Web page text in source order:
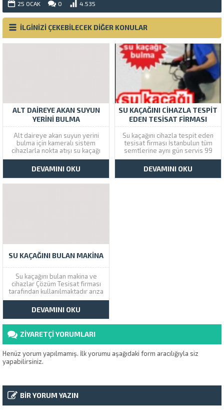
25 OCAK 0 4.535
İLGİNİZİ ÇEKEBİLECEK DİĞER KONULAR
ALT DAIREYE AKAN SUYUN
YERINI BULMA
Alt daireye akan suyun yerini
bulma için kameralı sistem
cihazlarla nokta atışı su kaçağı
yer tespiti ve tamiri yapıyoruz
İstanbul geneli servis veriyoruz.
Çözüm Tesisat İstanbul
genelinde su kaçağının yeri
DEVAMINI OKU
SU KAÇAĞINI CIHAZLA TESPIT
EDEN TESISAT FIRMASI
Su kaçağını cihazla tespit eden
tesisat firması İstanbulun tüm
semtlerine aynı gün servis 99
TL fiyatlar ile garantili su kaçağı
tespit bulma ve tamir hizmeti
veriyoruz. Çözüm Tesisat
dinleme ve görüntüleme
DEVAMINI OKU
SU KAÇAĞINI BULAN MAKINA
Su kaçağını bulan makina ve
cihazlar Çözüm Tesisat firması
tarafından kullanılmaktadır arıza
yeri bulunduktan sonra onarım
serviside veriyoruz. Çözüm
Tesisat olarak İstanbul
genelinde kırma dökme
yapmadan makinalarla
tesisatçılık hizmetleri
sunuyoruz. Su Kaçağını Bulan
Cihazlar Su kaçağı bulma cihazı
kullanan tesisatçılar...
DEVAMINI OKU
ZİYARETÇİ YORUMLARI
Henüz yorum yapılmamış. İlk yorumu aşağıdaki form aracılığıyla siz
yapabilirsiniz.
BİR YORUM YAZIN